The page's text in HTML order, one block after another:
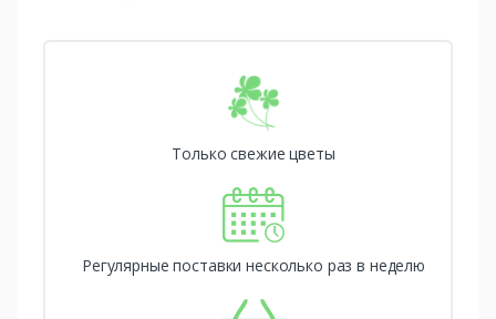
Только свежие цветы
Регулярные поставки несколько раз в неделю